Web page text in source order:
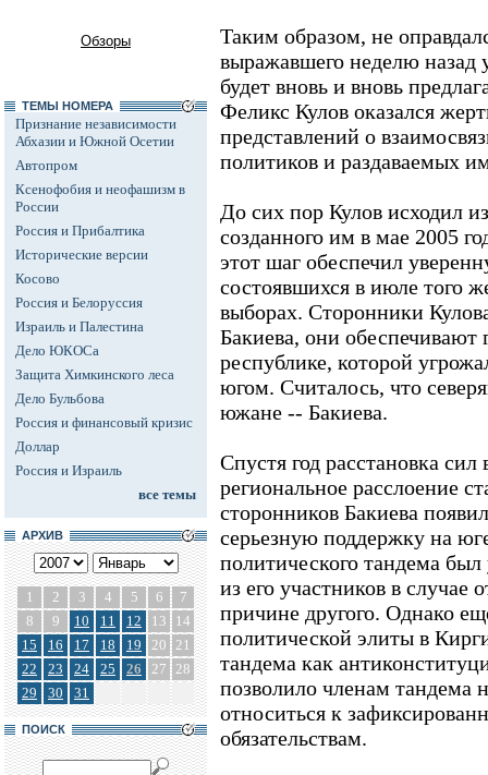
Обзоры
ТЕМЫ НОМЕРА
Признание независимости
Абхазии и Южной Осетии
Автопром
Ксенофобия и неофашизм в
России
Россия и Прибалтика
Исторические версии
Косово
Россия и Белоруссия
Израиль и Палестина
Дело ЮКОСа
Защита Химкинского леса
Дело Бульбова
Россия и финансовый кризис
Доллар
Россия и Израиль
все темы
АРХИВ
1 2 3 4 5 6
7
8
9 10 11 12 13
14
15
16 17 18 19 20 21
22
23 24 25 26 27 28
29
30 31
ПОИСК
Таким образом, не
выражавшего неделю назад
будет вновь и вновь
Феликс Кулов оказался
представлений о
политиков и раздаваемых
До сих пор Кулов исходил
созданного им в мае 2005
этот шаг обеспечил
состоявшихся в июле того
выборах. Сторонники
Бакиева, они обеспечивают
республике, которой
югом. Считалось, что
южане -- Бакиева.
Спустя год расстановка
региональное расслоение
сторонников Бакиева
серьезную поддержку на
политического тандема был
из его участников в случае
причине другого. Однако
политической элиты в
тандема как
позволило членам тандема
относиться к
обязательствам.